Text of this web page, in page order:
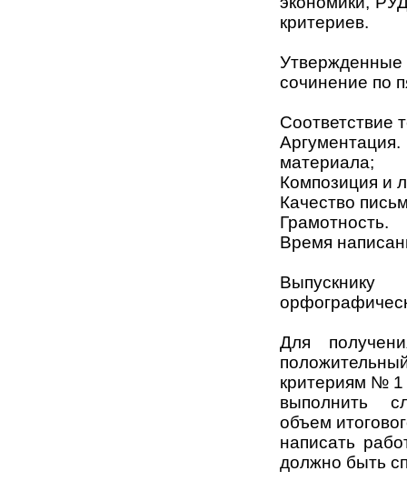
критериев.
сочинение по
Соответствие
материала;
Композиция и
Качество
Грамотность.
Время
Для
критериям № 1
выполнить
объем
написать
должно быть